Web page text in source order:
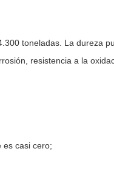
toneladas. La dureza
resistencia a la
es casi cero;